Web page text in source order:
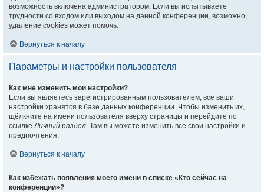
возможность включена администратором. Если вы испытываете
трудности со входом или выходом на данной конференции, возможно,
удаление cookies может помочь.
Вернуться к началу
Параметры и настройки пользователя
Как мне изменить мои настройки?
Если вы являетесь зарегистрированным пользователем, все ваши
настройки хранятся в базе данных конференции. Чтобы изменить их,
щёлкните на имени пользователя вверху страницы и перейдите по
ссылкеЛичный раздел. Там вы можете изменить все свои настройки и
предпочтения.
Вернуться к началу
Как избежать появления моего имени в списке «Кто сейчас на
конференции»?